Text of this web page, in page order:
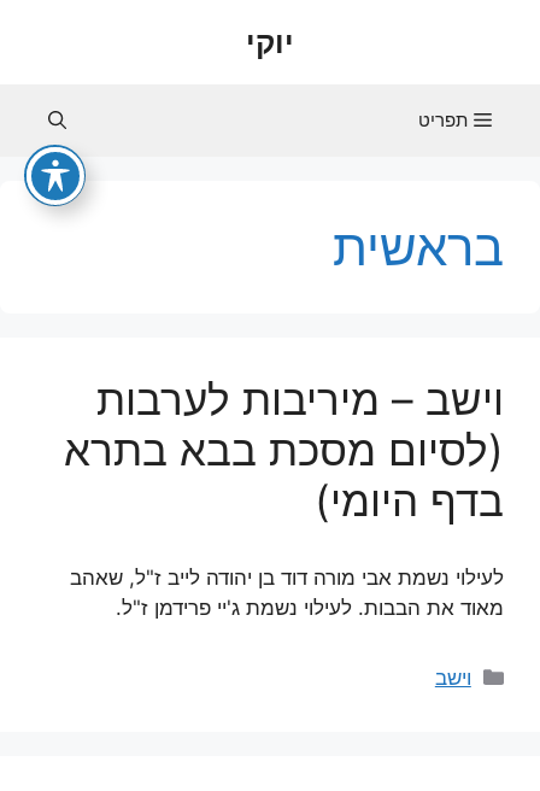
יוקי
תפריט
בראשית
וישב – מיריבות לערבות
(לסיום מסכת בבא בתרא
בדף היומי)
לעילוי נשמת אבי מורה דוד בן יהודה לייב ז"ל, שאהב
מאוד את הבבות. לעילוי נשמת ג'יי פרידמן ז"ל.
קטגוריות
וישב